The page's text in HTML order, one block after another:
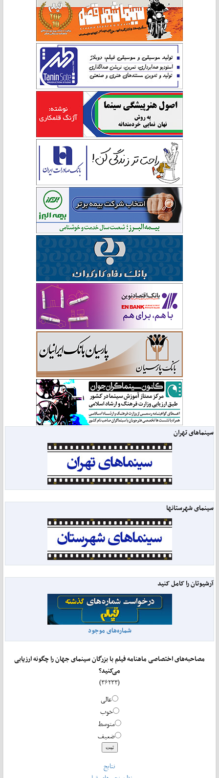
سینماهای تهران
سینمای شهرستانها
آرشیوتان را کامل کنید
شماره‌های موجود
مصاحبه‌های اختصاصی ماهنامه فیلم با بزرگان سینمای جهان را چگونه ارزیابی
می‌کنید؟
عالی
خوب
متوسط
ضعیف
نتایج